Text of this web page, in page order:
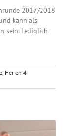
2017/2018
kann als
sein. Lediglich
Herren 4